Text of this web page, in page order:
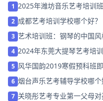
1 2025年潍坊音乐艺考培训
2 成都艺考培训学校哪个好？
3 艺术培训班：钢琴的中国风
4 2024年东莞大提琴艺考培
5 风华国韵2019寒假预科班
6 烟台声乐艺考辅导学校哪个
7 关晓彤艺考专业第一父母